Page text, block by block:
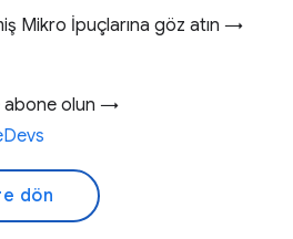
Mikro İpuçlarına göz atın →
abone olun →
dön